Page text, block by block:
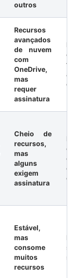
outros
Recursos
avançados
de nuvem
com
OneDrive,
mas
requer
assinatura
Cheio de
recursos,
mas
alguns
exigem
assinatura
Estável,
mas
consome
muitos
recursos